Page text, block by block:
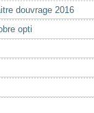
douvrage 2016
opti